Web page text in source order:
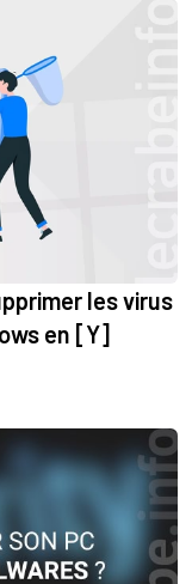
les virus
en [Y]